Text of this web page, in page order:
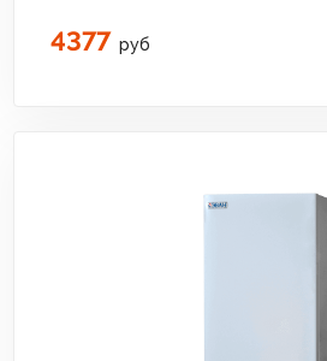
4377 руб